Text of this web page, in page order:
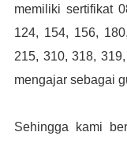
memiliki sertifikat
124, 154, 156,
215, 310, 318,
mengajar sebagai
Sehingga kami